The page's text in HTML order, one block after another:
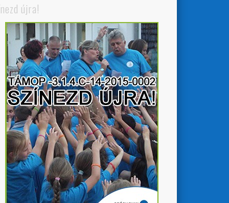
újra!